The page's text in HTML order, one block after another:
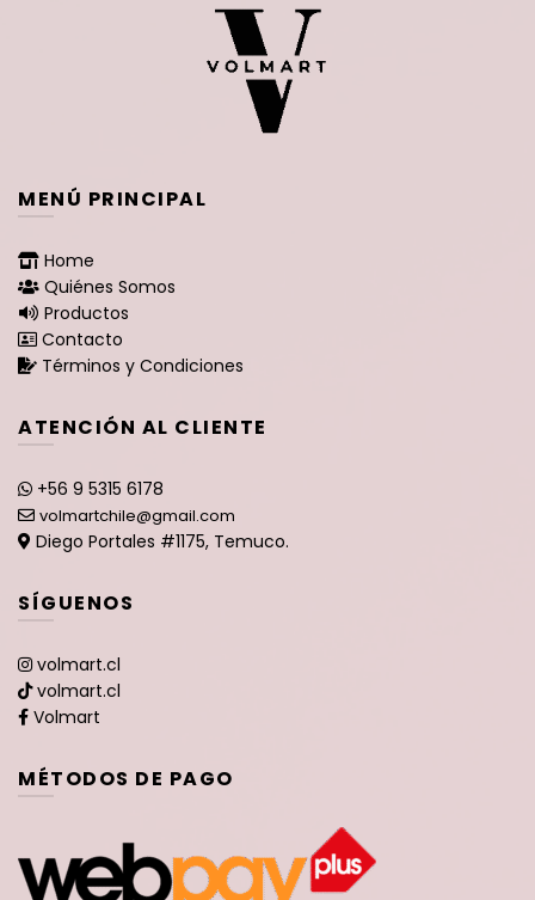
MENÚ PRINCIPAL
Home
Quiénes Somos
Productos
Contacto
Términos y Condiciones
ATENCIÓN AL CLIENTE
+56 9 5315 6178
volmartchile@gmail.com
Diego Portales #1175, Temuco.
SÍGUENOS
volmart.cl
volmart.cl
Volmart
MÉTODOS DE PAGO